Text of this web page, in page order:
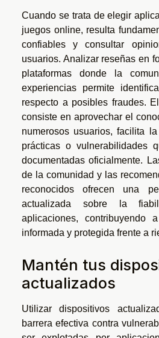
Cuando se trata de elegir
juegos online, resulta
confiables y consultar
usuarios. Analizar reseñas en
plataformas donde la
experiencias permite
respecto a posibles fraudes.
consiste en aprovechar el
numerosos usuarios, facilita
prácticas o vulnerabilidades
documentadas oficialmente.
de la comunidad y las
reconocidos ofrecen una
actualizada sobre la
aplicaciones, contribuyendo
informada y protegida frente a
Mantén tus
actualizados
Utilizar dispositivos
barrera efectiva contra